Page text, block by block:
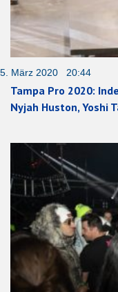
5. März 2020 20:44
Tampa Pro 2020:
Nyjah Huston, Yoshi